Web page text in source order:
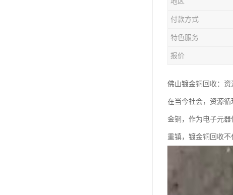
付款方式
特色服务
报价
佛山镀金铜回收：
在当今社会，资源
金铜，作为电子元
重镇，镀金铜回收不